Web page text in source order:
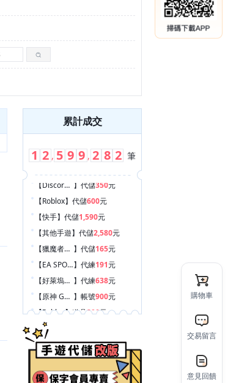
累計成交
1 2 , 5 9 9 , 2 8 2 筆
【Roblox 】 代儲600元
【快手】代儲1,590元
【其他手遊】 代儲2,580
【獵魔者傳說 】 代儲165元
【EA SPORTS FC™ Mobile 】 代練 191元
【好萊塢合成：星夢逆襲 Hollywood Merge 】 代練638元
【原神 Genshin Impact 】 帳號900元
【Roblox】 道具200元
【王者榮耀】 代儲5,050元
元
購物車
交易留言
意見回饋